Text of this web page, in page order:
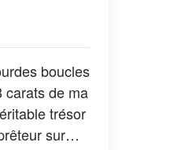
boucles
carats de ma
trésor
sur